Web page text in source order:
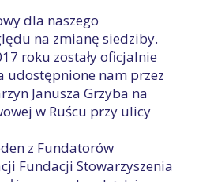
dla naszego
na zmianę siedziby.
roku zostały oficjalnie
udostępnione nam przez
Janusza Grzyba na
w Ruścu przy ulicy
z Fundatorów
Fundacji Stowarzyszenia